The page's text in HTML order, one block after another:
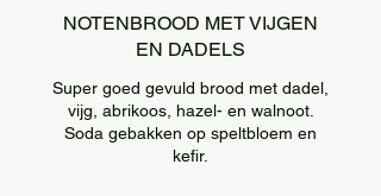
NOTENBROOD MET VIJGEN
EN DADELS
Super goed gevuld brood met dadel,
vijg, abrikoos, hazel- en walnoot.
Soda gebakken op speltbloem en
kefir.